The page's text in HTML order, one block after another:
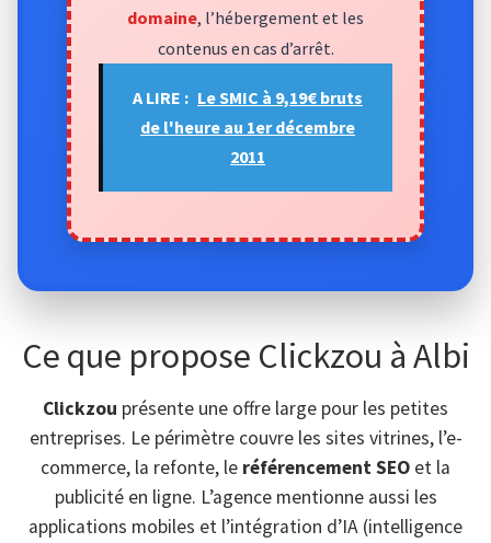
domaine, l’hébergement et les
contenus en cas d’arrêt.
A LIRE : Le SMIC à 9,19€ bruts
de l'heure au 1er décembre
2011
Ce que propose Clickzou à Albi
Clickzou présente une offre large pour les petites
entreprises. Le périmètre couvre les sites vitrines, l’e-
commerce, la refonte, le référencement SEO et la
publicité en ligne. L’agence mentionne aussi les
applications mobiles et l’intégration d’IA (intelligence